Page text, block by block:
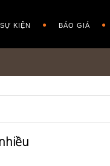
KIỆN BÁO GIÁ